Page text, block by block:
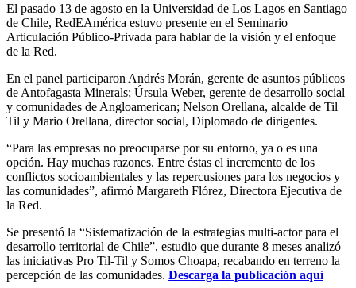
El pasado 13 de agosto en la Universidad de Los Lagos en Santiago
de Chile, RedEAmérica estuvo presente en el Seminario
Articulación Público-Privada para hablar de la visión y el enfoque
de la Red.
En el panel participaron Andrés Morán, gerente de asuntos públicos
de Antofagasta Minerals; Úrsula Weber, gerente de desarrollo social
y comunidades de Angloamerican; Nelson Orellana, alcalde de Til
Til y Mario Orellana, director social, Diplomado de dirigentes.
“Para las empresas no preocuparse por su entorno, ya o es una
opción. Hay muchas razones. Entre éstas el incremento de los
conflictos socioambientales y las repercusiones para los negocios y
las comunidades”, afirmó Margareth Flórez, Directora Ejecutiva de
la Red.
Se presentó la “Sistematización de la estrategias multi-actor para el
desarrollo territorial de Chile”, estudio que durante 8 meses analizó
las iniciativas Pro Til-Til y Somos Choapa, recabando en terreno la
percepción de las comunidades. Descarga la publicación aquí